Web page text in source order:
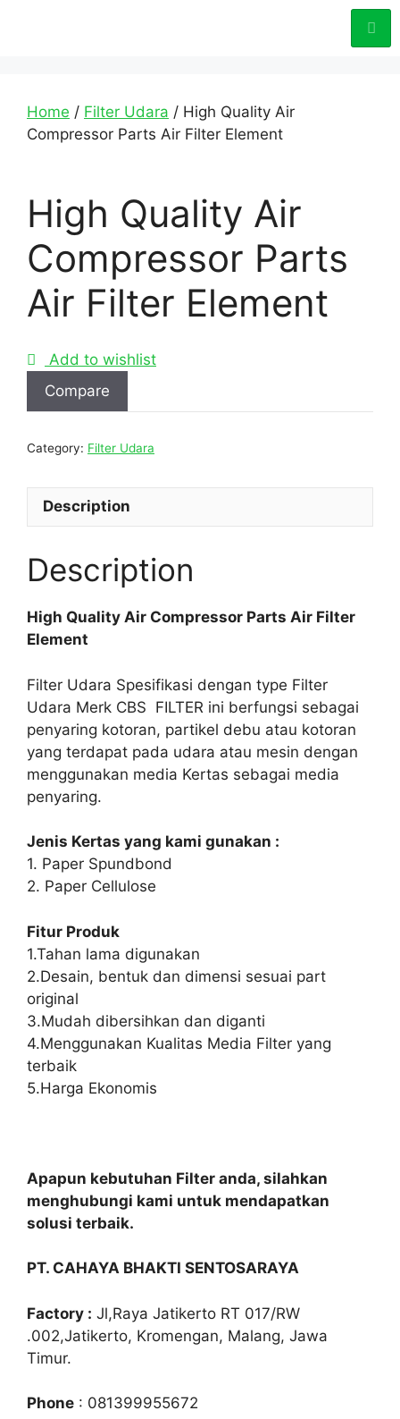
Home / Filter Udara / High Quality Air
Compressor Parts Air Filter Element
High Quality Air
Compressor Parts
Air Filter Element
Add to wishlist
Compare
Category: Filter Udara
Description
Description
High Quality Air Compressor Parts Air Filter
Element
Filter Udara Spesifikasi dengan type Filter
Udara Merk CBS FILTER ini berfungsi sebagai
penyaring kotoran, partikel debu atau kotoran
yang terdapat pada udara atau mesin dengan
menggunakan media Kertas sebagai media
penyaring.
Jenis Kertas yang kami gunakan :
1. Paper Spundbond
2. Paper Cellulose
Fitur Produk
1.Tahan lama digunakan
2.Desain, bentuk dan dimensi sesuai part
original
3.Mudah dibersihkan dan diganti
4.Menggunakan Kualitas Media Filter yang
terbaik
5.Harga Ekonomis
Apapun kebutuhan Filter anda, silahkan
menghubungi kami untuk mendapatkan
solusi terbaik.
PT. CAHAYA BHAKTI SENTOSARAYA
Factory : Jl,Raya Jatikerto RT 017/RW
.002,Jatikerto, Kromengan, Malang, Jawa
Timur.
Phone : 081399955672